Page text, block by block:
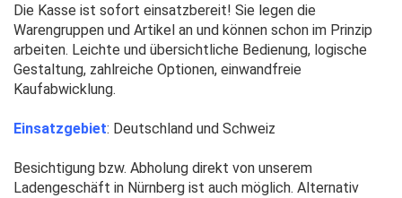
Die Kasse ist sofort einsatzbereit! Sie legen die
Warengruppen und Artikel an und können schon im Prinzip
arbeiten. Leichte und übersichtliche Bedienung, logische
Gestaltung, zahlreiche Optionen, einwandfreie
Kaufabwicklung.
Einsatzgebiet: Deutschland und Schweiz
Besichtigung bzw. Abholung direkt von unserem
Ladengeschäft in Nürnberg ist auch möglich. Alternativ